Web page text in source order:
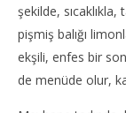
şekilde,
pişmiş balığı
ekşili, enfes bir
de menüde olur,